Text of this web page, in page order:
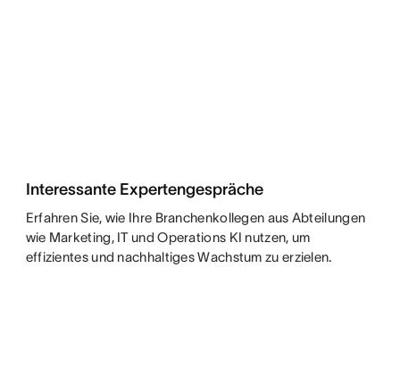
Interessante Expertengespräche
Erfahren Sie, wie Ihre Branchenkollegen aus Abteilungen
wie Marketing, IT und Operations KI nutzen, um
effizientes und nachhaltiges Wachstum zu erzielen.